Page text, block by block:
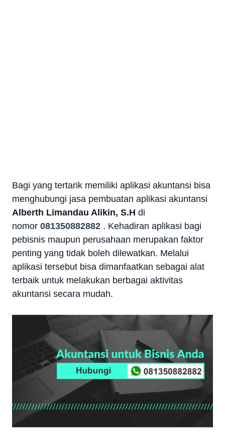
Bagi yang tertarik memiliki aplikasi akuntansi bisa
menghubungi jasa pembuatan aplikasi akuntansi
Alberth Limandau Alikin, S.H di
nomor 081350882882 . Kehadiran aplikasi bagi
pebisnis maupun perusahaan merupakan faktor
penting yang tidak boleh dilewatkan. Melalui
aplikasi tersebut bisa dimanfaatkan sebagai alat
terbaik untuk melakukan berbagai aktivitas
akuntansi secara mudah.